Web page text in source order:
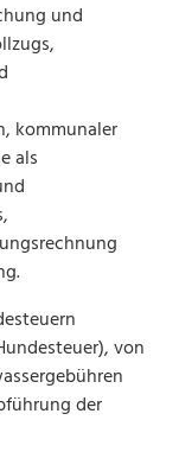
und
kommunaler
als
von
der